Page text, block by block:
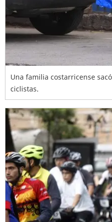
Una familia costarricense
ciclistas.